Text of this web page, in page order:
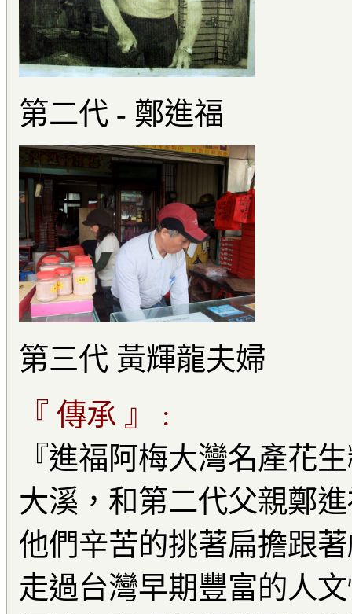
第二代 - 鄭進福
第三代 黃輝龍夫婦
『 傳承 』 :
『進福阿梅大灣名產花
大溪，和第二代父親鄭
他們辛苦的挑著扁擔跟
走過台灣早期豐富的人